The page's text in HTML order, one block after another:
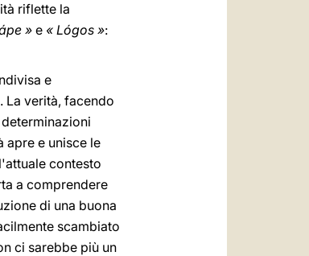
riflette la
»e « Lógos »:
e
La verità, facendo
apre e unisce le
contesto
a comprendere
di una buona
scambiato
ci sarebbe più un